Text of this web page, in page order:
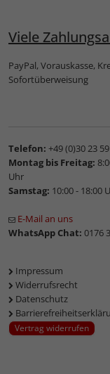
Viele
PayPal, Vorauskasse,
Sofortüberweisung
Telefon: +49 (0)30 23
Montag bis Freitag:
Uhr
Samstag: 10:00 - 18:00
E-Mail an uns
WhatsApp Chat: 0176
Impressum
Widerrufsrecht
Datenschutz
Vertrag widerrufen